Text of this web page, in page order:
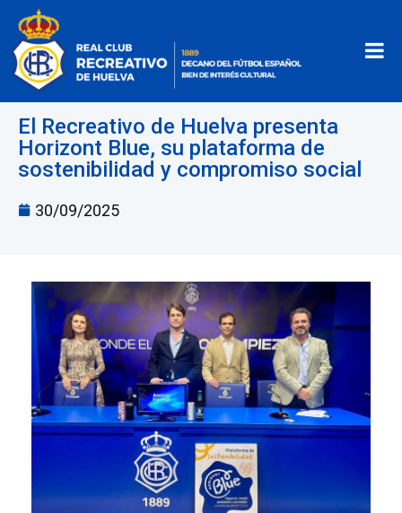
El Recreativo de Huelva presenta
Horizont Blue, su plataforma de
sostenibilidad y compromiso social
30/09/2025